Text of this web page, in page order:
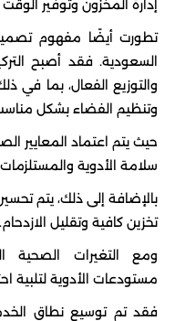
إدارة المخزون وتوفير
تطورت أيضًا مفهوم
السعودية. فقد أصبح
والتوزيع الفعال، بما في
وتنظيم الفضاء بشكل
حيث يتم اعتماد المعايير
سلامة الأدوية
بالإضافة إلى ذلك، يتم
تخزين كافية وتقليل الازدحام.
ومع التغيرات الصحية
مستودعات الأدوية لتلبية
فقد تم توسيع نطاق